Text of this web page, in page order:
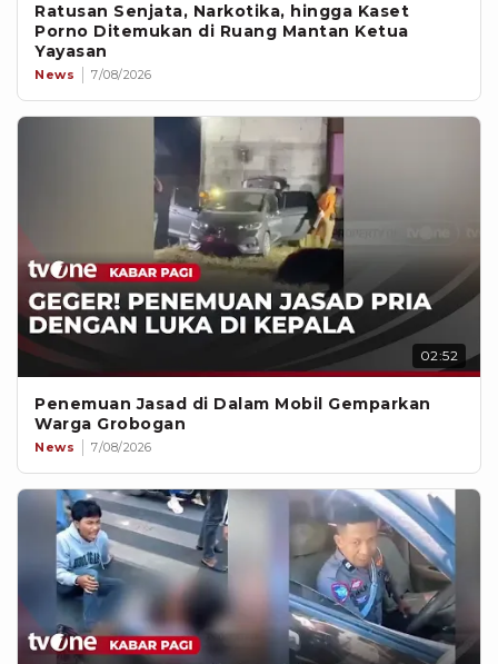
Ratusan Senjata, Narkotika, hingga Kaset
Porno Ditemukan di Ruang Mantan Ketua
Yayasan
News 7/08/2026
02:52
Penemuan Jasad di Dalam Mobil Gemparkan
Warga Grobogan
News 7/08/2026